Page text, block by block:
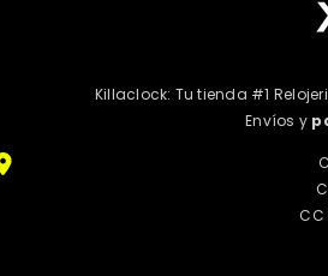
Killaclock: Tu tienda #1
Envíos y
CC